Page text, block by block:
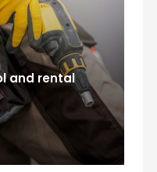
and rental